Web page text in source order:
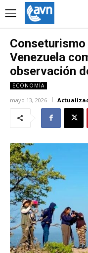
Venezuela
observación
ECONOMÍA
mayo 13, 2026